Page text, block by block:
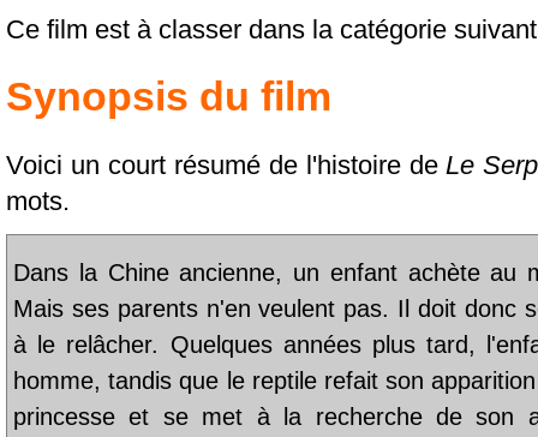
Ce film est à classer dans la catégorie
Synopsis du film
Voici un court résumé de l'histoire deLe
mots.
Dans la Chine ancienne, un enfant achète au
Mais ses parents n'en veulent pas. Il doit donc
à le relâcher. Quelques années plus tard,
homme, tandis que le reptile refait son
princesse et se met à la recherche de son